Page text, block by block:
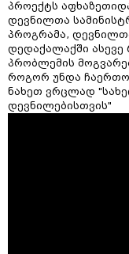
პროექტს
დევნილთა
პროგრამა,
დედაქალაქში
პრობლემის
როგორ უნდა
ნახეთ ვრცლად
დევნილებისთვის"